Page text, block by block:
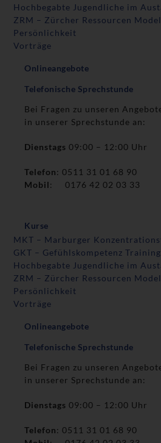
Hochbegabte Jugendliche im
ZRM – Zürcher Ressourcen
Persönlichkeit
Vorträge
Onlineangebote
Telefonische Sprechstunde
Bei Fragen zu unseren
in unserer Sprechstunde an:
Dienstags09:00 – 12:00 Uhr
Telefon: 0511 31 01 68 90
Mobil: 0176 42 02 03 33
Kurse
MKT – Marburger
GKT – Gefühlskompetenz Training
Hochbegabte Jugendliche im
ZRM – Zürcher Ressourcen
Persönlichkeit
Vorträge
Onlineangebote
Telefonische Sprechstunde
Bei Fragen zu unseren
in unserer Sprechstunde an:
Dienstags09:00 – 12:00 Uhr
Telefon: 0511 31 01 68 90